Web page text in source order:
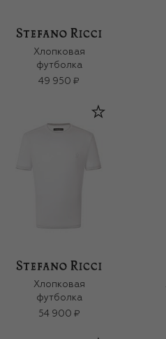
Хлопковая
футболка
49 950 ₽
Хлопковая
футболка
54 900 ₽